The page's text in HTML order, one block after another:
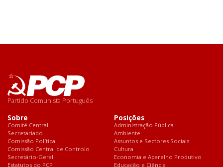
Partido Comunista Português
Sobre
Comité Central
Secretariado
Comissão Política
Comissão Central de Controlo
Secretário-Geral
Estatutos do PCP
Posições
Administração Pública
Ambiente
Assuntos e Sectores Sociais
Cultura
Economia e Aparelho Produtivo
Educação e Ciência